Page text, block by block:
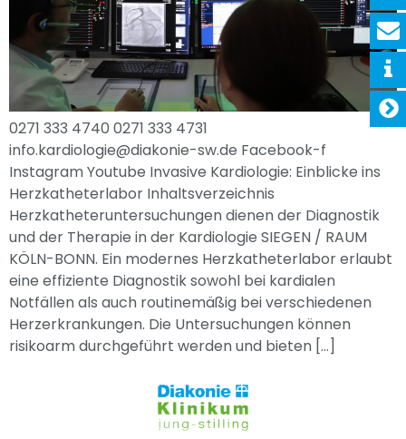
0271 333 4740 0271 333 4731
info.kardiologie@diakonie-sw.de Facebook-f
Instagram Youtube Invasive Kardiologie: Einblicke ins
Herzkatheterlabor Inhaltsverzeichnis
Herzkatheteruntersuchungen dienen der Diagnostik
und der Therapie in der Kardiologie SIEGEN / RAUM
KÖLN-BONN. Ein modernes Herzkatheterlabor erlaubt
eine effiziente Diagnostik sowohl bei kardialen
Notfällen als auch routinemäßig bei verschiedenen
Herzerkrankungen. Die Untersuchungen können
risikoarm durchgeführt werden und bieten […]